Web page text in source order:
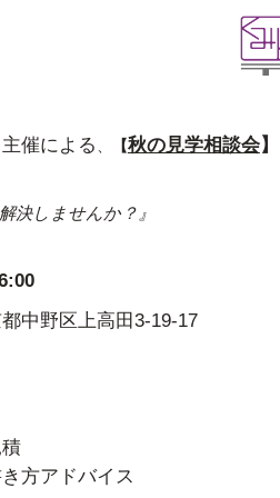
催による 【秋の見学相談会】
決しませんか？』
中野区上高田3-19-17
アドバイス